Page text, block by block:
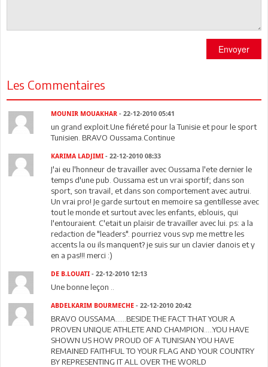
Envoyer
Les Commentaires
MOUNIR MOUAKHAR - 22-12-2010 05:41
un grand exploit.Une fiéreté pour la Tunisie et pour le sport
Tunisien. BRAVO Oussama.Continue
KARIMA LADJIMI - 22-12-2010 08:33
J'ai eu l'honneur de travailler avec Oussama l'ete dernier le
temps d'une pub. Oussama est un vrai sportif; dans son
sport, son travail, et dans son comportement avec autrui.
Un vrai pro! Je garde surtout en memoire sa gentillesse avec
tout le monde et surtout avec les enfants, eblouis, qui
l'entouraient. C'etait un plaisir de travailler avec lui. ps: a la
redaction de "leaders". pourriez vous svp me mettre les
accents la ou ils manquent? je suis sur un clavier danois et y
en a pas!!! merci :)
DE B.LOUATI - 22-12-2010 12:13
Une bonne leçon ..
ABDELKARIM BOURMECHE - 22-12-2010 20:42
BRAVO OUSSAMA......BESIDE THE FACT THAT YOUR A
PROVEN UNIQUE ATHLETE AND CHAMPION.....YOU HAVE
SHOWN US HOW PROUD OF A TUNISIAN YOU HAVE
REMAINED FAITHFUL TO YOUR FLAG AND YOUR COUNTRY
BY REPRESENTING IT ALL OVER THE WORLD